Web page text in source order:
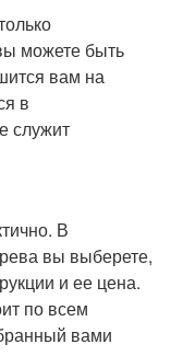
можете быть
вам на
в
служит
В
вы выберете,
и ее цена.
по всем
вами